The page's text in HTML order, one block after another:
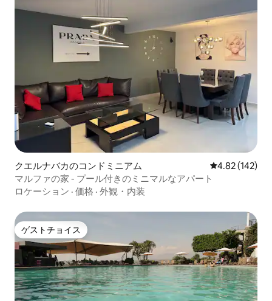
クエルナバカのコンドミニアム レビュー142
4.82 (142)
マルファの家 - プール付きのミニマルなアパート
ロケーション · 価格 · 外観・内装
ゲストチョイス
ゲストチョイス